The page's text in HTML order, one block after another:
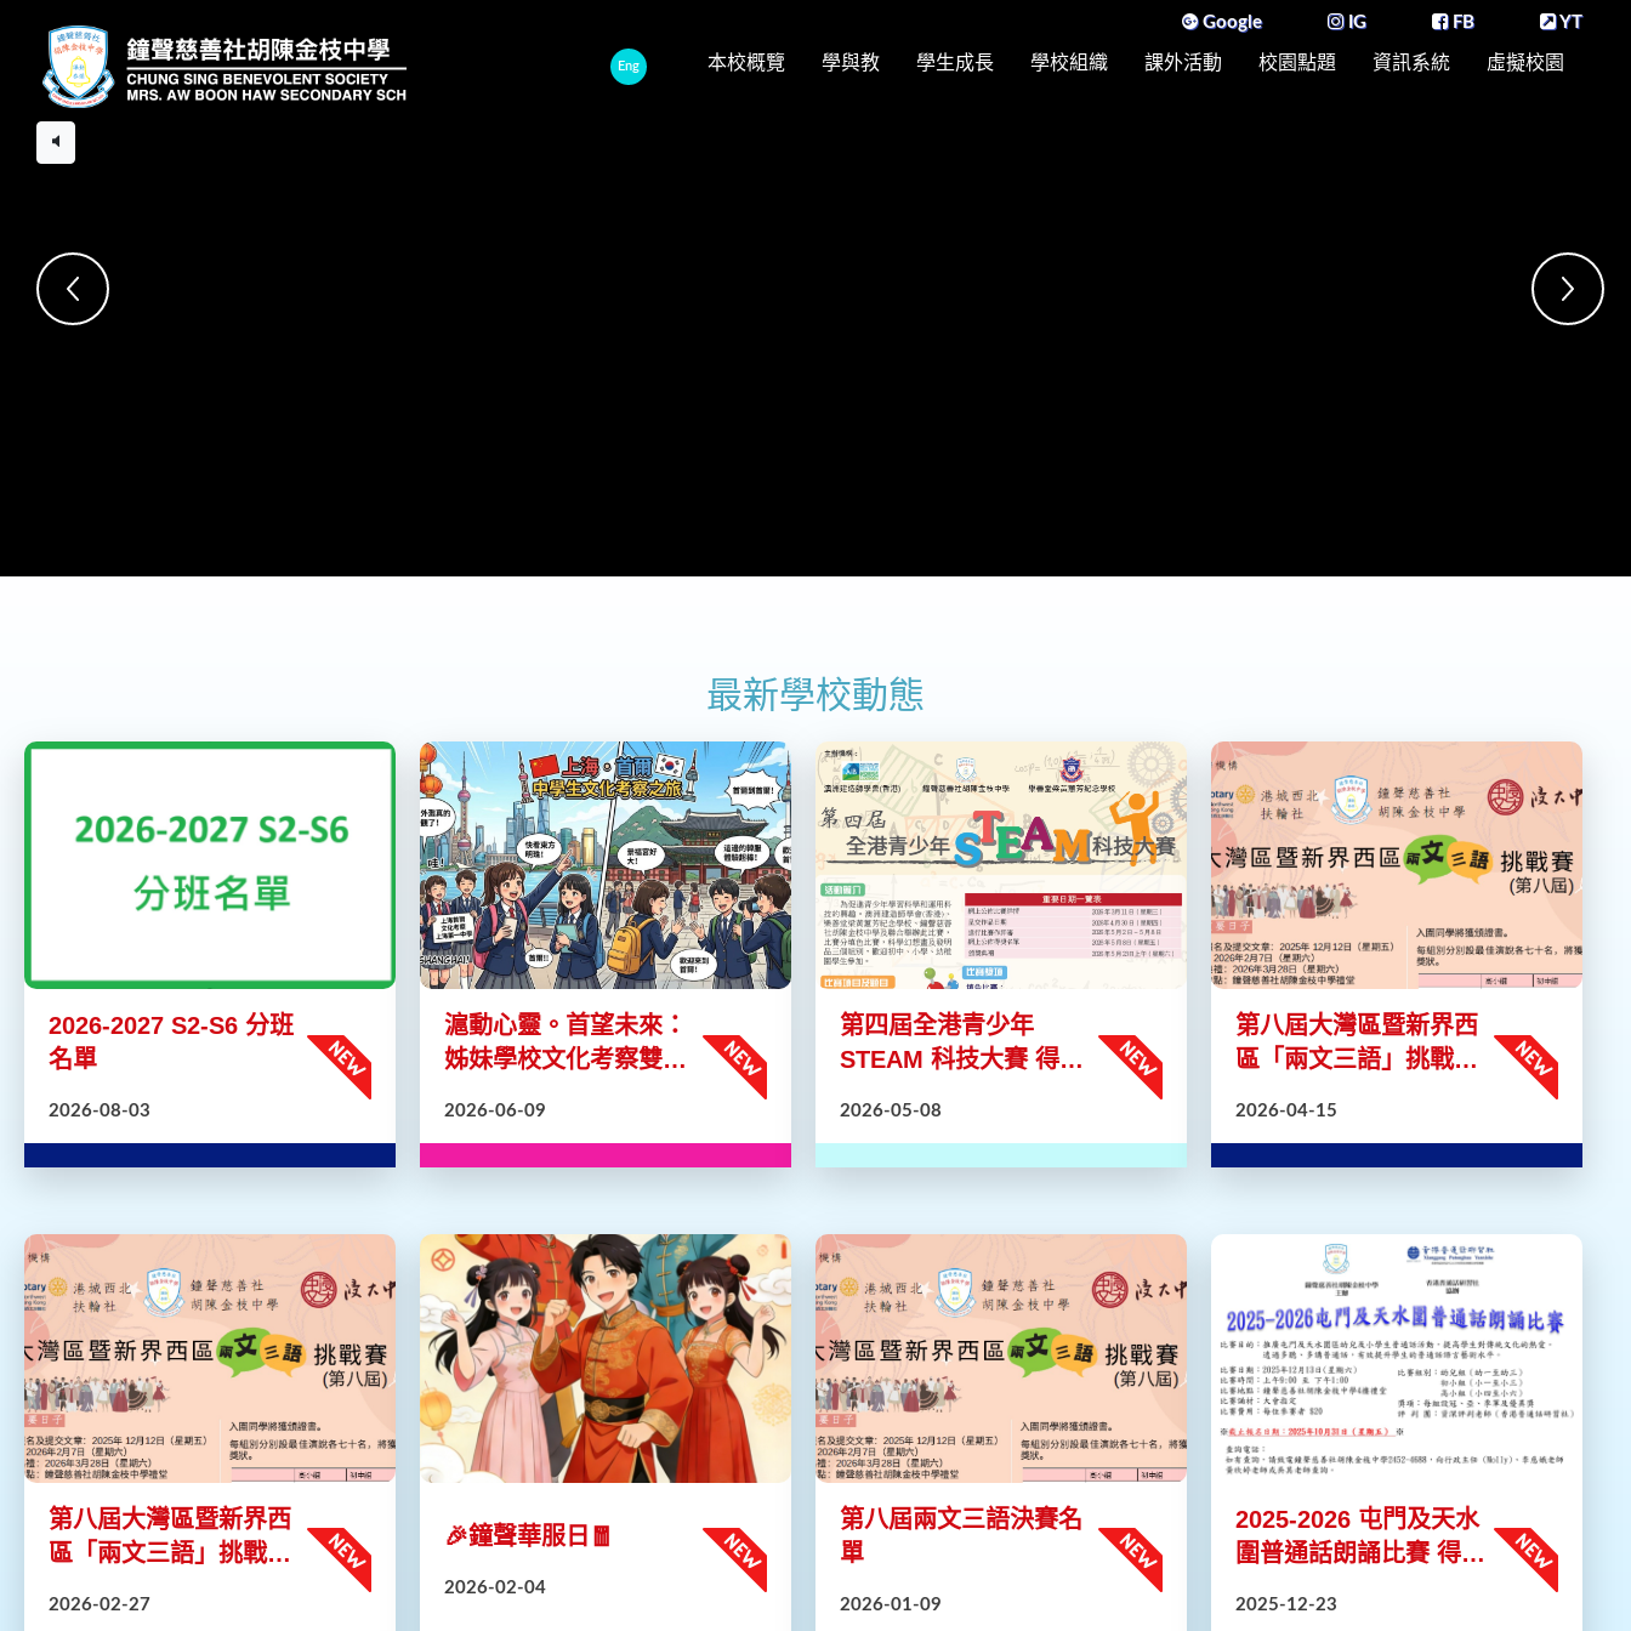
Eng 本校概覽 學與教 學生成長 學校組織 課外活動 校園點題 資訊系統 虛擬校園
Google IG FB YT
最新學校動態
2026-2027 S2-S6 分班
名單
2026-08-03
滬動心靈。首望未來：
姊妹學校文化考察雙城
2026-06-09
第四屆全港青少年
STEAM 科技大賽 得獎
2026-05-08
第八屆大灣區暨新界西
區「兩文三語」挑戰賽
2026-04-15
第八屆大灣區暨新界西
區「兩文三語」挑戰賽
2026-02-27
🎉鐘聲華服日🧧
2026-02-04
第八屆兩文三語決賽名
單
2026-01-09
2025-2026 屯門及天水
圍普通話朗誦比賽 得獎
2025-12-23